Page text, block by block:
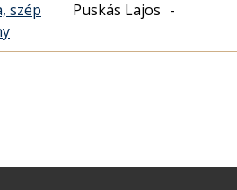
szép
Puskás Lajos -